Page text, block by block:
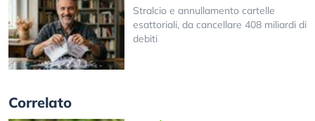
Stralcio e annullamento cartelle
esattoriali, da cancellare 408 miliardi di
debiti
Correlato